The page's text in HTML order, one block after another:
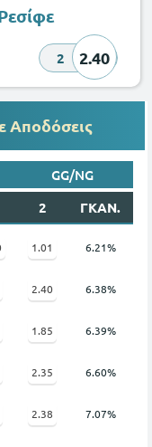
2 2.40
Αποδόσεις
GG/NG
2 ΓΚΑΝ.
1.01 6.21%
2.40 6.38%
1.85 6.39%
2.35 6.60%
2.38 7.07%